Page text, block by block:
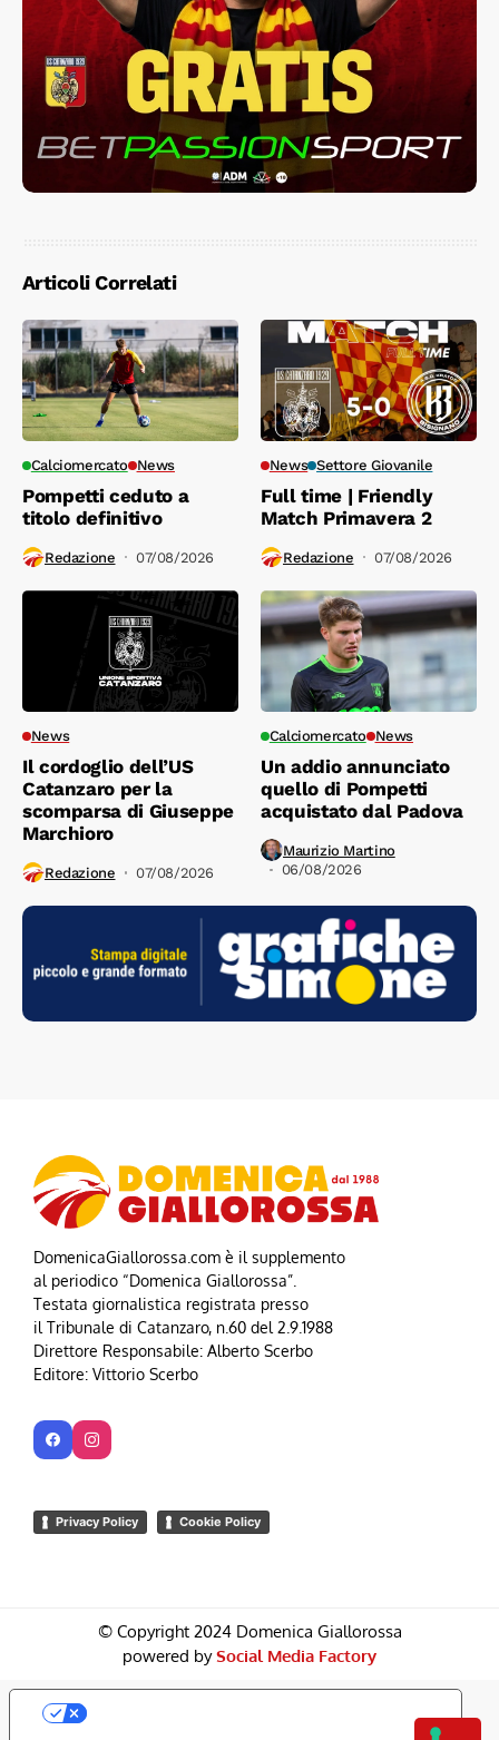
Articoli Correlati
Calciomercato News
Pompetti ceduto a
titolo definitivo
Redazione 07/08/2026
News Settore Giovanile
Full time | Friendly
Match Primavera 2
Redazione 07/08/2026
News
Il cordoglio dell’US
Catanzaro per la
scomparsa di Giuseppe
Marchioro
Redazione 07/08/2026
Calciomercato News
Un addio annunciato
quello di Pompetti
acquistato dal Padova
Maurizio Martino
06/08/2026
DomenicaGiallorossa.com è il supplemento
al periodico “Domenica Giallorossa”.
Testata giornalistica registrata presso
il Tribunale di Catanzaro, n.60 del 2.9.1988
Direttore Responsabile: Alberto Scerbo
Editore: Vittorio Scerbo
Privacy Policy Cookie Policy
© Copyright 2024 Domenica Giallorossa
powered bySocial Media Factory
Le Tue Preferenze Relative Alla Privacy